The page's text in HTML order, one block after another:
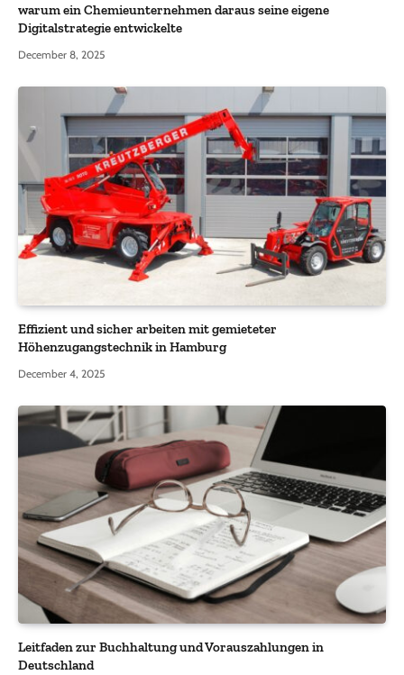
warum ein Chemieunternehmen daraus seine eigene
Digitalstrategie entwickelte
December 8, 2025
Effizient und sicher arbeiten mit gemieteter
Höhenzugangstechnik in Hamburg
December 4, 2025
Leitfaden zur Buchhaltung und Vorauszahlungen in
Deutschland